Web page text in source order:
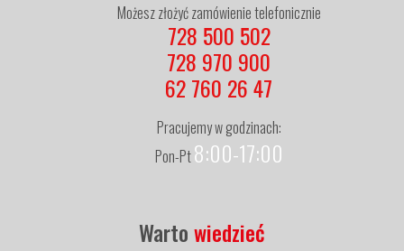
Możesz złożyć zamówienie telefonicznie
728 500 502
728 970 900
62 760 26 47
Pracujemy w godzinach:
Pon-Pt8:00-17:00
Wartowiedzieć